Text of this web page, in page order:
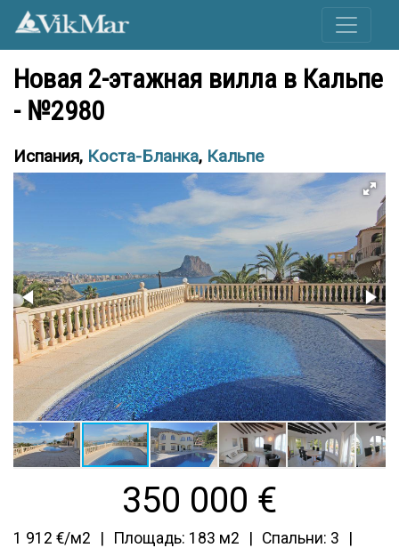
Новая 2-этажная вилла в Кальпе
- №2980
Испания, Коста-Бланка, Кальпе
350 000 €
1 912 €/м2 Площадь: 183 м2
Спальни: 3